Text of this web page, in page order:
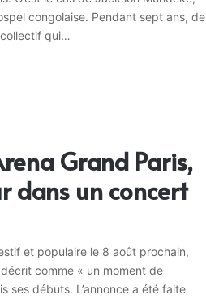
congolaise. Pendant sept ans, de
collectif qui…
Grand Paris,
dans un concert
et populaire le 8 août prochain,
comme « un moment de
ses débuts. L’annonce a été faite